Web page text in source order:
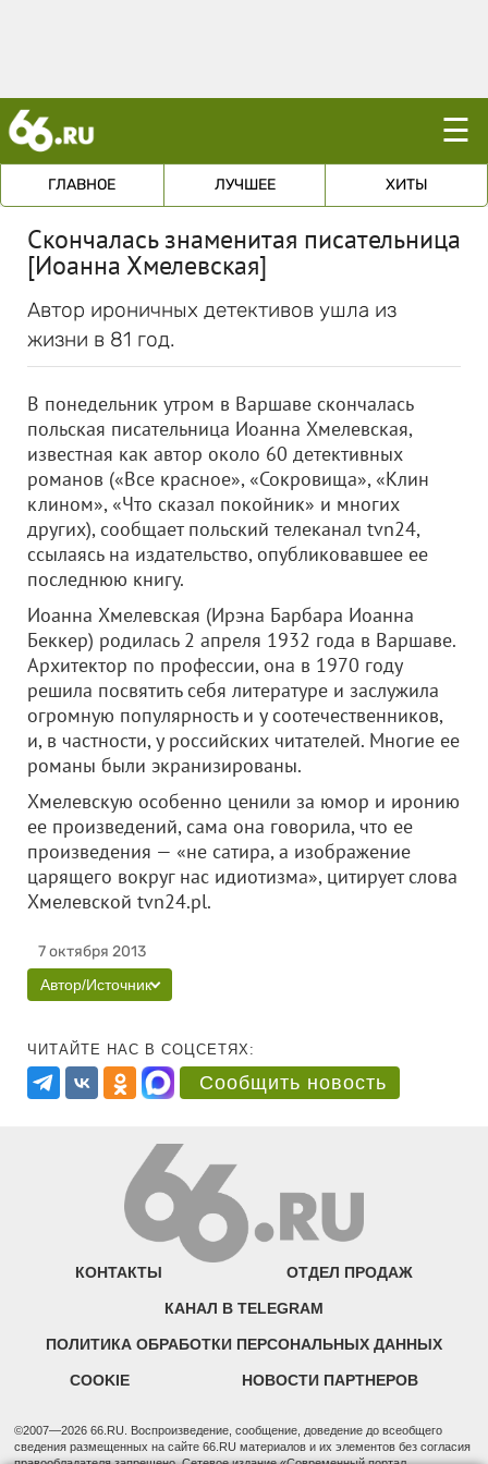
☰
ГЛАВНОЕ ЛУЧШЕЕ ХИТЫ
Скончалась знаменитая писательница
[Иоанна Хмелевская]
Автор ироничных детективов ушла из
жизни в 81 год.
В понедельник утром в Варшаве скончалась
польская писательница Иоанна Хмелевская,
известная как автор около 60 детективных
романов («Все красное», «Сокровища», «Клин
клином», «Что сказал покойник» и многих
других), сообщает польский телеканал tvn24,
ссылаясь на издательство, опубликовавшее ее
последнюю книгу.
Иоанна Хмелевская (Ирэна Барбара Иоанна
Беккер) родилась 2 апреля 1932 года в Варшаве.
Архитектор по профессии, она в 1970 году
решила посвятить себя литературе и заслужила
огромную популярность и у соотечественников,
и, в частности, у российских читателей. Многие ее
романы были экранизированы.
Хмелевскую особенно ценили за юмор и иронию
ее произведений, сама она говорила, что ее
произведения — «не сатира, а изображение
царящего вокруг нас идиотизма», цитирует слова
Хмелевской tvn24.pl.
7 октября 2013
Автор/Источник
ЧИТАЙТЕ НАС В СОЦСЕТЯХ:
Сообщить новость
КОНТАКТЫ ОТДЕЛ ПРОДАЖ
КАНАЛ В TELEGRAM
ПОЛИТИКА ОБРАБОТКИ ПЕРСОНАЛЬНЫХ ДАННЫХ
COOKIE НОВОСТИ ПАРТНЕРОВ
©2007—2026 66.RU. Воспроизведение, сообщение, доведение до всеобщего
сведения размещенных на сайте 66.RU материалов и их элементов без согласия